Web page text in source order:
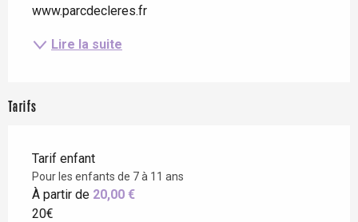
www.parcdecleres.fr
Lire la suite
Tarifs
Tarif enfant
Pour les enfants de 7 à 11 ans
À partir de 20,00 €
20€